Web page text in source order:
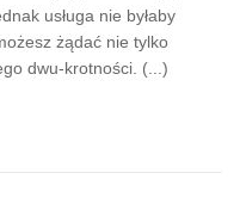
usługa nie byłaby
żądać nie tylko
dwu-krotności. (...)